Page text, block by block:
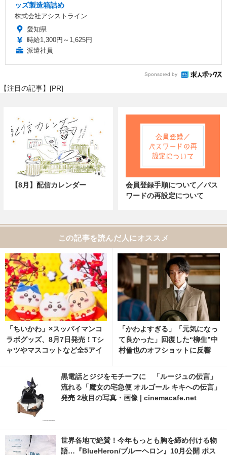
ッズ製造箱詰め
株式会社アシストライン
愛知県
時給1,300円～1,625円
派遣社員
Sponsored by
【注目の記事】[PR]
【8月】配信カレンダー
会員登録手順について／パス
ワードの再設定について
この記事を読んだ人にオススメ
「ちいかわ」×スッパイマンコ
ラボグッズ、8月7日発売！Tシ
ャツやマスコットなど全5アイ
「かわよすぎる」「元気になっ
て良かった」回復した“柳生”中
村倫也のオフショットに反響
黒電話とジジをモチーフに 「ルージュの伝言」
流れる「魔女の宅急便 オルゴール キキへの伝言」
発売 2枚目の写真・画像 | cinemacafe.net
世界各地で絶賛！今年もっとも胸を締め付ける物
語…『BlueHeron/ブルーヘロン』10月公開 ポス